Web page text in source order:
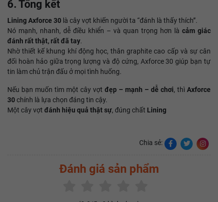
6. Tổng kết
Lining Axforce 30 là cây vợt khiến người ta “đánh là thấy thích”.
Nó mạnh, nhanh, dễ điều khiển – và quan trọng hơn là cảm giác
đánh rất thật, rất đã tay.
Nhờ thiết kế khung khí động học, thân graphite cao cấp và sự cân
đối hoàn hảo giữa trọng lượng và độ cứng, Axforce 30 giúp bạn tự
tin làm chủ trận đấu ở mọi tình huống.
Nếu bạn muốn tìm một cây vợt đẹp – mạnh – dễ chơi, thì Axforce
30chính là lựa chọn đáng tin cậy.
Một cây vợt đánh hiệu quả thật sự, đúng chất Lining
Chia sẻ:
Đánh giá sản phẩm